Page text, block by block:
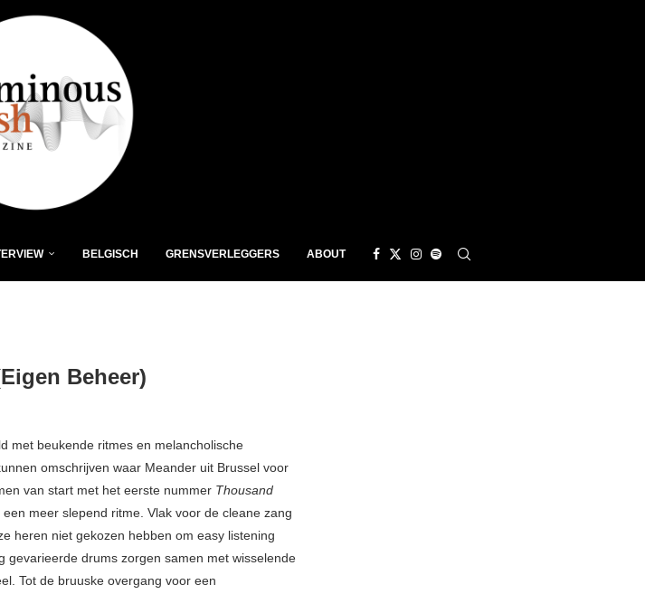
BELGISCH GRENSVERLEGGERS ABOUT
Beheer)
met beukende ritmes en melancholische
omschrijven waar Meander uit Brussel voor
van start met het eerste nummer Thousand
meer slepend ritme. Vlak voor de cleane zang
heren niet gekozen hebben om easy listening
gevarieerde drums zorgen samen met wisselende
Tot de bruuske overgang voor een